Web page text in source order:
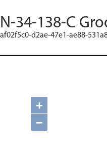
N-34-138-C
af02f5c0-d2ae-47e1-ae88-
+
−